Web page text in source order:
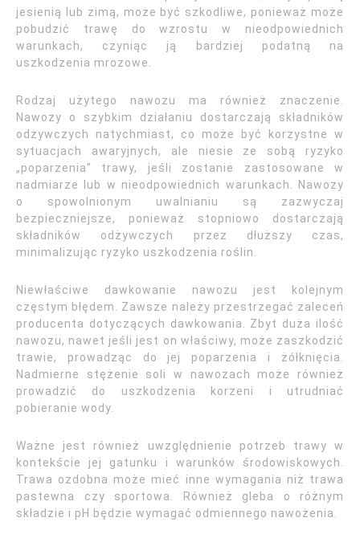
jesienią lub zimą, może być szkodliwe, ponieważ może
pobudzić trawę do wzrostu w nieodpowiednich
warunkach, czyniąc ją bardziej podatną na
uszkodzenia mrozowe.
Rodzaj użytego nawozu ma również znaczenie.
Nawozy o szybkim działaniu dostarczają składników
odżywczych natychmiast, co może być korzystne w
sytuacjach awaryjnych, ale niesie ze sobą ryzyko
„poparzenia” trawy, jeśli zostanie zastosowane w
nadmiarze lub w nieodpowiednich warunkach. Nawozy
o spowolnionym uwalnianiu są zazwyczaj
bezpieczniejsze, ponieważ stopniowo dostarczają
składników odżywczych przez dłuższy czas,
minimalizując ryzyko uszkodzenia roślin.
Niewłaściwe dawkowanie nawozu jest kolejnym
częstym błędem. Zawsze należy przestrzegać zaleceń
producenta dotyczących dawkowania. Zbyt duża ilość
nawozu, nawet jeśli jest on właściwy, może zaszkodzić
trawie, prowadząc do jej poparzenia i żółknięcia.
Nadmierne stężenie soli w nawozach może również
prowadzić do uszkodzenia korzeni i utrudniać
pobieranie wody.
Ważne jest również uwzględnienie potrzeb trawy w
kontekście jej gatunku i warunków środowiskowych.
Trawa ozdobna może mieć inne wymagania niż trawa
pastewna czy sportowa. Również gleba o różnym
składzie i pH będzie wymagać odmiennego nawożenia.